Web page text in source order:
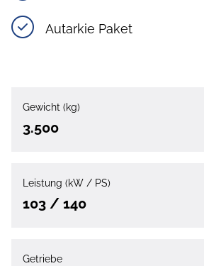
Autarkie Paket
Gewicht (kg)
3.500
Leistung (kW / PS)
103 / 140
Getriebe